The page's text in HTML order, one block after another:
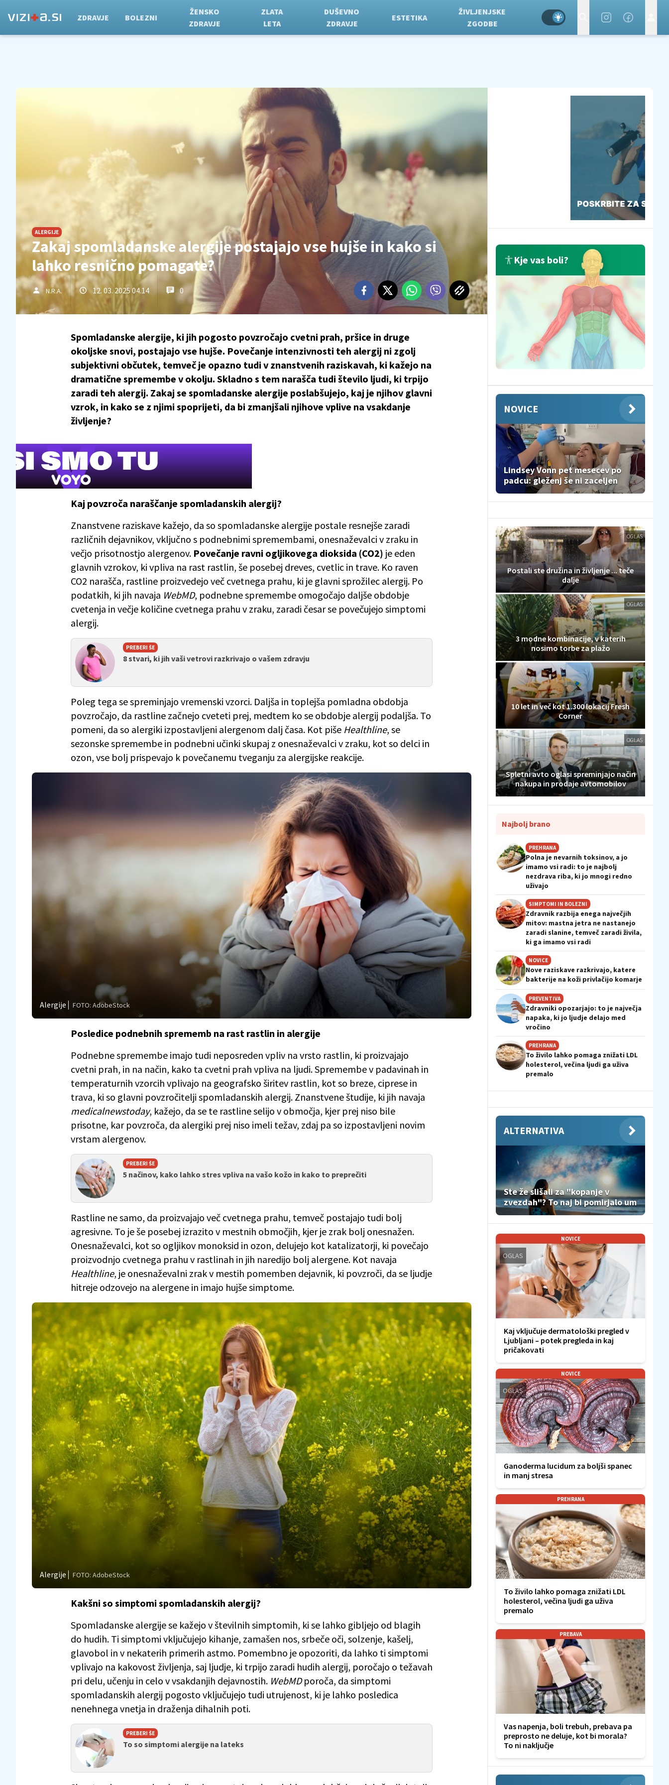
ZDRAVJE BOLEZNI
ŽENSKO
ZDRAVJE
ZLATA
LETA
DUŠEVNO
ZDRAVJE
ESTETIKA
ŽIVLJENJSKE
ZGODBE
ALERGIJE
Zakaj spomladanske alergije postajajo vse hujše in kako si
lahko resnično pomagate?
N.R.A. 12. 03. 2025 04.14 0
Spomladanske alergije, ki jih pogosto povzročajo cvetni prah, pršice in druge
okoljske snovi, postajajo vse hujše. Povečanje intenzivnosti teh alergij ni zgolj
subjektivni občutek, temveč je opazno tudi v znanstvenih raziskavah, ki kažejo na
dramatične spremembe v okolju. Skladno s tem narašča tudi število ljudi, ki trpijo
zaradi teh alergij. Zakaj se spomladanske alergije poslabšujejo, kaj je njihov glavni
vzrok, in kako se z njimi spoprijeti, da bi zmanjšali njihove vplive na vsakdanje
življenje?
Kaj povzroča naraščanje spomladanskih alergij?
Znanstvene raziskave kažejo, da so spomladanske alergije postale resnejše zaradi
različnih dejavnikov, vključno s podnebnimi spremembami, onesnaževalci v zraku in
večjo prisotnostjo alergenov. Povečanje ravni ogljikovega dioksida (CO2) je eden
glavnih vzrokov, ki vpliva na rast rastlin, še posebej dreves, cvetlic in trave. Ko raven
CO2 narašča, rastline proizvedejo več cvetnega prahu, ki je glavni sprožilec alergij. Po
podatkih, ki jih navaja WebMD, podnebne spremembe omogočajo daljše obdobje
cvetenja in večje količine cvetnega prahu v zraku, zaradi česar se povečujejo simptomi
alergij.
PREBERI ŠE
8 stvari, ki jih vaši vetrovi razkrivajo o vašem zdravju
Poleg tega se spreminjajo vremenski vzorci. Daljša in toplejša pomladna obdobja
povzročajo, da rastline začnejo cveteti prej, medtem ko se obdobje alergij podaljša. To
pomeni, da so alergiki izpostavljeni alergenom dalj časa. Kot piše Healthline, se
sezonske spremembe in podnebni učinki skupaj z onesnaževalci v zraku, kot so delci in
ozon, vse bolj prispevajo k povečanemu tveganju za alergijske reakcije.
Alergije FOTO: AdobeStock
Posledice podnebnih sprememb na rast rastlin in alergije
Podnebne spremembe imajo tudi neposreden vpliv na vrsto rastlin, ki proizvajajo
cvetni prah, in na način, kako ta cvetni prah vpliva na ljudi. Spremembe v padavinah in
temperaturnih vzorcih vplivajo na geografsko širitev rastlin, kot so breze, ciprese in
trava, ki so glavni povzročitelji spomladanskih alergij. Znanstvene študije, ki jih navaja
medicalnewstoday, kažejo, da se te rastline selijo v območja, kjer prej niso bile
prisotne, kar povzroča, da alergiki prej niso imeli težav, zdaj pa so izpostavljeni novim
vrstam alergenov.
PREBERI ŠE
5 načinov, kako lahko stres vpliva na vašo kožo in kako to preprečiti
Rastline ne samo, da proizvajajo več cvetnega prahu, temveč postajajo tudi bolj
agresivne. To je še posebej izrazito v mestnih območjih, kjer je zrak bolj onesnažen.
Onesnaževalci, kot so ogljikov monoksid in ozon, delujejo kot katalizatorji, ki povečajo
proizvodnjo cvetnega prahu v rastlinah in jih naredijo bolj alergene. Kot navaja
Healthline, je onesnaževalni zrak v mestih pomemben dejavnik, ki povzroči, da se ljudje
hitreje odzovejo na alergene in imajo hujše simptome.
Alergije FOTO: AdobeStock
Kakšni so simptomi spomladanskih alergij?
Spomladanske alergije se kažejo v številnih simptomih, ki se lahko gibljejo od blagih
do hudih. Ti simptomi vključujejo kihanje, zamašen nos, srbeče oči, solzenje, kašelj,
glavobol in v nekaterih primerih astmo. Pomembno je opozoriti, da lahko ti simptomi
vplivajo na kakovost življenja, saj ljudje, ki trpijo zaradi hudih alergij, poročajo o težavah
pri delu, učenju in celo v vsakdanjih dejavnostih. WebMDporoča, da simptomi
spomladanskih alergij pogosto vključujejo tudi utrujenost, ki je lahko posledica
nenehnega vnetja in draženja dihalnih poti.
PREBERI ŠE
To so simptomi alergije na lateks
Kje vas boli?
NOVICE
Lindsey Vonn pet mesecev po
padcu: gleženj še ni zaceljen
OGLAS
Postali ste družina in življenje ... teče
dalje
OGLAS
3 modne kombinacije, v katerih
nosimo torbe za plažo
10 let in več kot 1.300 lokacij Fresh
Corner
OGLAS
Spletni avto oglasi spreminjajo način
nakupa in prodaje avtomobilov
Najbolj brano
PREHRANA
Polna je nevarnih toksinov, a jo
imamo vsi radi: to je najbolj
nezdrava riba, ki jo mnogi redno
uživajo
SIMPTOMI IN BOLEZNI
Zdravnik razbija enega največjih
mitov: mastna jetra ne nastanejo
zaradi slanine, temveč zaradi živila,
ki ga imamo vsi radi
NOVICE
Nove raziskave razkrivajo, katere
bakterije na koži privlačijo komarje
PREVENTIVA
Zdravniki opozarjajo: to je največja
napaka, ki jo ljudje delajo med
vročino
PREHRANA
To živilo lahko pomaga znižati LDL
holesterol, večina ljudi ga uživa
premalo
ALTERNATIVA
Ste že slišali za "kopanje v
zvezdah"? To naj bi pomirjalo um
NOVICE
OGLAS
Kaj vključuje dermatološki pregled v
Ljubljani – potek pregleda in kaj
pričakovati
NOVICE
OGLAS
Ganoderma lucidum za boljši spanec
in manj stresa
PREHRANA
To živilo lahko pomaga znižati LDL
holesterol, večina ljudi ga uživa
premalo
PREBAVA
Vas napenja, boli trebuh, prebava pa
preprosto ne deluje, kot bi morala?
To ni naključje